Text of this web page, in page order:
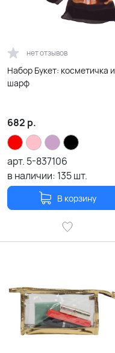
нет отзывов
Набор Букет: косметичка и
шарф
682 р.
арт. 5-837106
в наличии: 135шт.
В корзину